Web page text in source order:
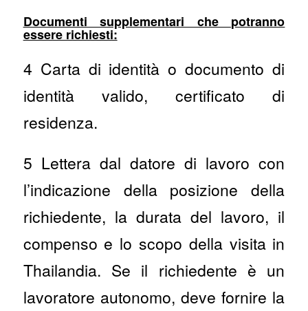
Documenti supplementari che potranno
essere richiesti:
4 Carta di identità o documento di
identità valido, certificato di
residenza.
5 Lettera dal datore di lavoro con
l’indicazione della posizione della
richiedente, la durata del lavoro, il
compenso e lo scopo della visita in
Thailandia. Se il richiedente è un
lavoratore autonomo, deve fornire la